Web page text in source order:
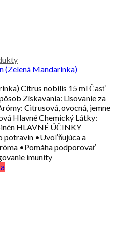
(Zelená Mandarínka)
Citrus nobilis 15 ml Časť
Získavania: Lisovanie za
Citrusová, ovocná, jemne
Hlavné Chemický Látky:
HLAVNÉ ÚČINKY
potravín •Uvoľňujúca a
•Pomáha podporovať
imunity